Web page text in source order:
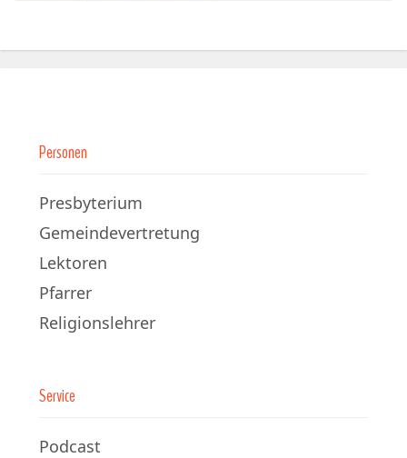
Personen
Presbyterium
Gemeindevertretung
Lektoren
Pfarrer
Religionslehrer
Service
Podcast